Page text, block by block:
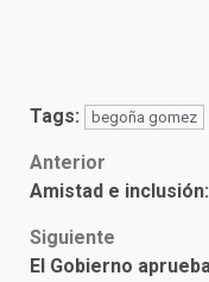
Tags: begoña gomez
Post
navigation
Anterior
Amistad e
Siguiente
El Gobierno